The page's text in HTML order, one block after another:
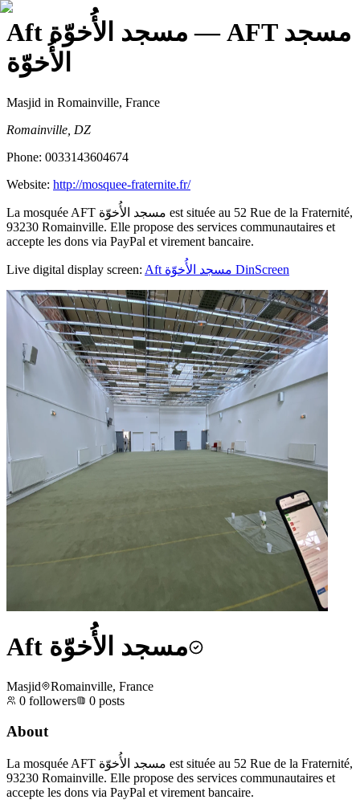
Aft مسجد الأُخوّة — AFT مسجد
الأُخوّة
Masjid in Romainville, France
Romainville, DZ
Phone: 0033143604674
Website: http://mosquee-fraternite.fr/
La mosquée AFT مسجد الأُخوّة est située au 52 Rue de la Fraternité,
93230 Romainville. Elle propose des services communautaires et
accepte les dons via PayPal et virement bancaire.
Live digital display screen: Aft مسجد الأُخوّة DinScreen
Aft مسجد الأُخوّة
Masjid
Romainville, France
0 followers 0 posts
About
La mosquée AFT مسجد الأُخوّة est située au 52 Rue de la Fraternité,
93230 Romainville. Elle propose des services communautaires et
accepte les dons via PayPal et virement bancaire.